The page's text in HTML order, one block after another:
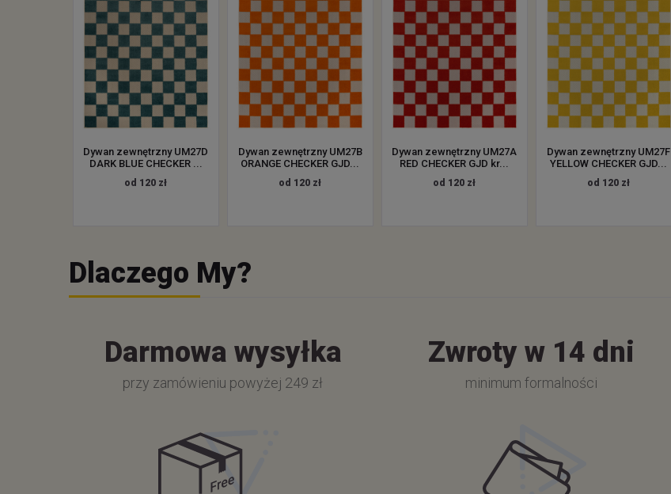
Dywan zewnętrzny UM27D
DARK BLUE CHECKER ...
od 120 zł
Dywan zewnętrzny UM27B
ORANGE CHECKER GJD...
od 120 zł
Dywan zewnętrzny UM27A
RED CHECKER GJD kr...
od 120 zł
Dywan zewnętrzny UM27F
YELLOW CHECKER GJD...
od 120 zł
Dlaczego My?
Darmowa wysyłka
przy zamówieniu powyżej 249 zł
Zwroty w 14 dni
minimum formalności